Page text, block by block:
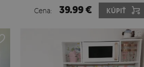
Cena: 39.99 € KÚPIŤ